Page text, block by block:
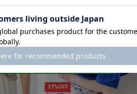
37%OFF